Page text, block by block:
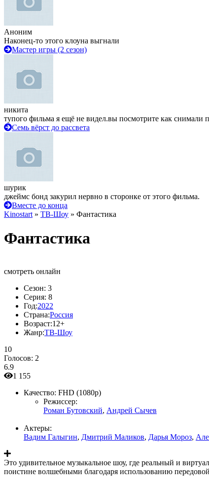
Аноним
Наконец-то этого клоуна выгнали
Мастер игры (2 сезон)
никита
тупого фильма я ещё не видел.вы посмотрите как снимали
Семь вёрст до рассвета
шурик
джеймс бонд закурил нервно в сторонке от этого фильма.
Вместе до конца
Kinostart » ТВ-Шоу » Фантастика
Фантастика
смотреть онлайн
Сезон: 3
Серия: 8
Год:2022
Страна:Россия
Возраст:12+
Жанр:ТВ-Шоу
10
Голосов: 2
6.9
1 155
Качество: FHD (1080p)
Режиссер:
Роман Бутовский, Андрей Сычев
Актеры:
Вадим Галыгин, Дмитрий Маликов, Дарья Мороз,
Это удивительное музыкальное шоу, где реальный и
поистине волшебными благодаря использованию